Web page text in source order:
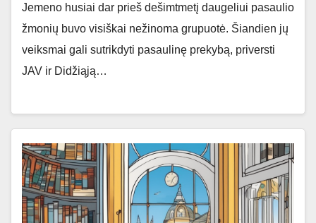
Jemeno husiai dar prieš dešimtmetį daugeliui pasaulio
žmonių buvo visiškai nežinoma grupuotė. Šiandien jų
veiksmai gali sutrikdyti pasaulinę prekybą, priversti
JAV ir Didžiąją…